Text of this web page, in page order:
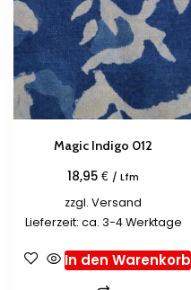
Magic Indigo 012
18,95€ / Lfm
zzgl.Versand
Lieferzeit: ca. 3-4 Werktage
In den Warenkorb